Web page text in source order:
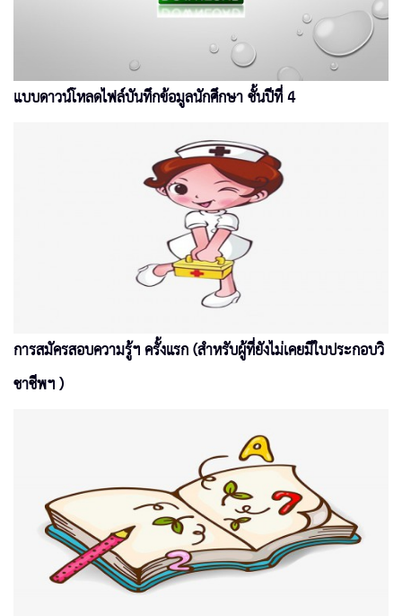
แบบดาวน์โหลดไฟล์บันทึกข้อมูลนักศึกษา ชั้นปีที่ 4
การสมัครสอบความรู้ฯ ครั้งแรก (สำหรับผู้ที่ยังไม่เคยมีใบประกอบวิ
ชาชีพฯ )